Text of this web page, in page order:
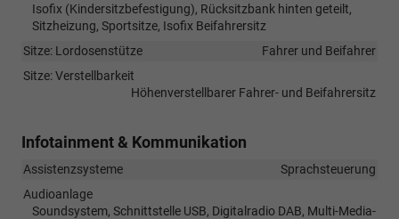
Isofix (Kindersitzbefestigung), Rücksitzbank hinten geteilt,
Sitzheizung, Sportsitze, Isofix Beifahrersitz
Sitze: Lordosenstütze
Fahrer und Beifahrer
Sitze: Verstellbarkeit
Höhenverstellbarer Fahrer- und Beifahrersitz
Infotainment & Kommunikation
Assistenzsysteme
Sprachsteuerung
Audioanlage
Soundsystem, Schnittstelle USB, Digitalradio DAB, Multi-Media-